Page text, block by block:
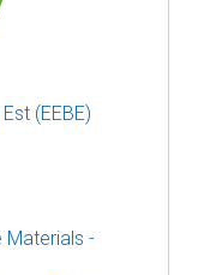
(EEBE)
Materials -